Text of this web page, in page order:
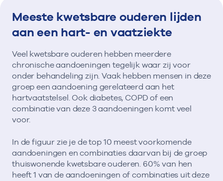
Meeste kwetsbare ouderen lijden
aan een hart- en vaatziekte
Veel kwetsbare ouderen hebben meerdere
chronische aandoeningen tegelijk waar zij voor
onder behandeling zijn. Vaak hebben mensen in deze
groep een aandoening gerelateerd aan het
hartvaatstelsel. Ook diabetes, COPD of een
combinatie van deze 3 aandoeningen komt veel
voor.
In de figuur zie je de top 10 meest voorkomende
aandoeningen en combinaties daarvan bij de groep
thuiswonende kwetsbare ouderen. 60% van hen
heeft 1 van de aandoeningen of combinaties uit deze